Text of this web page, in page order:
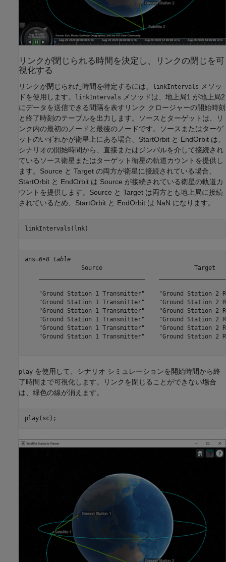
リンクが閉じられる時間を決定し、リンクの閉じを可
視化する
リンクが閉じられた時間を特定するには、 linkIntervals
メソッ
ドを使用します。
linkIntervals
メソッドは、地上局1 が地上局2
にデータを送信できる間隔を表すリンク クロージャーの開始時刻
と終了時刻のテーブルを出力します。ソースとターゲットは、リ
ンク内の最初のノードと最後のノードです。ソースまたはターゲ
ットのいずれかが衛星上にある場合、StartOrbit と EndOrbit は、
シナリオの開始時間から、直接またはジンバルを介して接続され
ているソース衛星またはターゲット衛星の軌道カウントを提供し
ます。Source と Target の両方が衛星に接続されている場合、
StartOrbit と EndOrbit は Source が接続されている衛星の軌道カ
ウントを提供します。Source と Target は両方とも地上局に接続
されているため、StartOrbit と EndOrbit は NaN になります。
linkIntervals(lnk)
ans=6×8 table
Source                          Target
"Ground Station 1 Transmitter"    "Ground Station
"Ground Station 1 Transmitter"    "Ground Station
"Ground Station 1 Transmitter"    "Ground Station
"Ground Station 1 Transmitter"    "Ground Station
"Ground Station 1 Transmitter"    "Ground Station
"Ground Station 1 Transmitter"    "Ground Station
play を使用して、シナリオ シミュレーションを開始時間から終
了時間まで可視化します。リンクを閉じることができない場合
は、緑色の線が消えます。
play(sc);